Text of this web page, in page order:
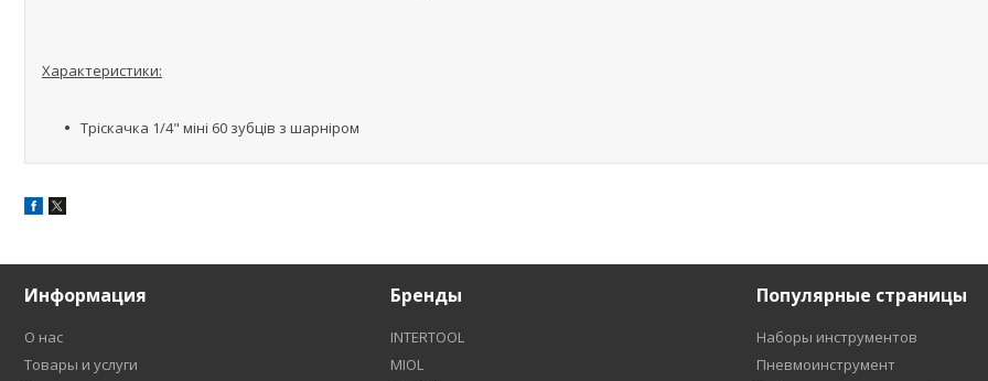
Характеристики:
Тріскачка 1/4" міні 60 зубців з шарніром
Информация
О нас
Товары и услуги
Бренды
INTERTOOL
MIOL
Популярные страницы
Наборы инструментов
Пневмоинструмент